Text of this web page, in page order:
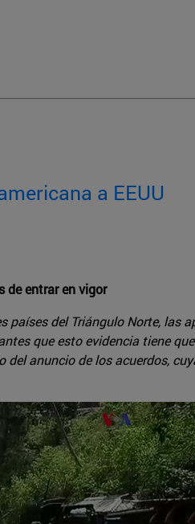
a EEUU
de entrar en vigor
países del Triángulo Norte, las
que esto evidencia tiene
anuncio de los acuerdos,